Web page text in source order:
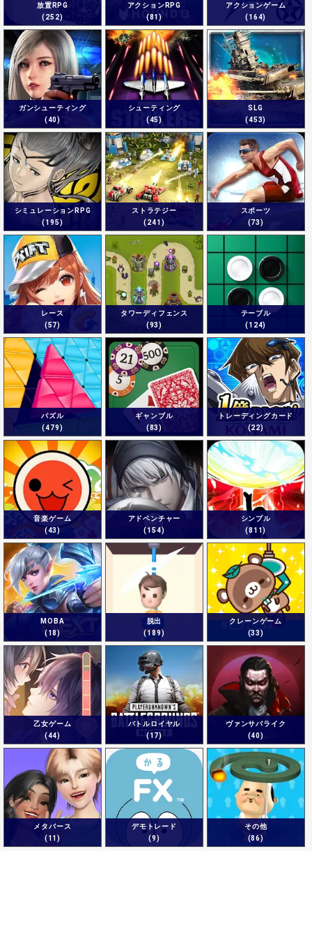
放置RPG
(252)
アクションRPG
(81)
アクションゲーム
(164)
ガンシューティング
(40)
シューティング
(45)
SLG
(453)
シミュレーションRPG
(195)
ストラテジー
(241)
スポーツ
(73)
レース
(57)
タワーディフェンス
(93)
テーブル
(124)
パズル
(479)
ギャンブル
(83)
トレーディングカード
(22)
音楽ゲーム
(43)
アドベンチャー
(154)
シンプル
(811)
MOBA
(18)
脱出
(189)
クレーンゲーム
(33)
乙女ゲーム
(44)
バトルロイヤル
(17)
ヴァンサバライク
(40)
メタバース
(11)
デモトレード
(9)
その他
(86)